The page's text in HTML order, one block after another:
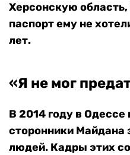
Херсонскую
паспорт ему не
лет.
«Я не мог
В 2014 году в
сторонники
людей. Кадры этих